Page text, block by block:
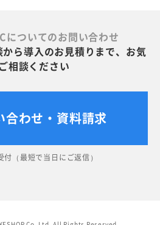
についてのお問い合わせ
ら導入のお見積りまで、お気
相談ください
合わせ・資料請求
（最短で当日にご返信）